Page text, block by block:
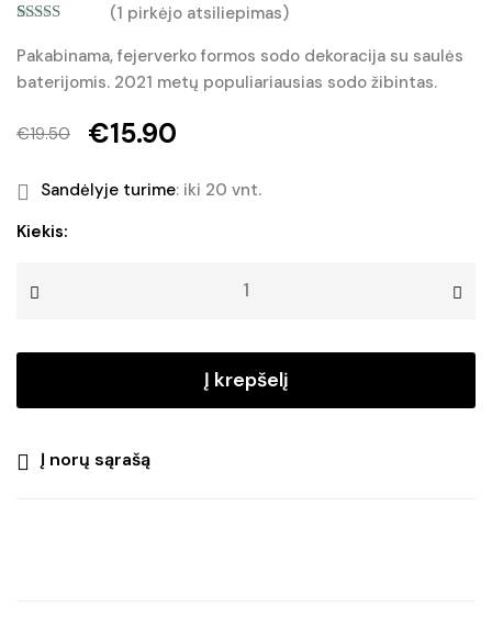
5.00iš 5
įvertinimų:)
(1 pirkėjo atsiliepimas)
Pakabinama, fejerverko formos sodo dekoracija su saulės
baterijomis. 2021 metų populiariausias sodo žibintas.
€19.50
Original
price
was:
€19.50.
€15.90
Current
price
is:
€15.90.
Sandėlyje turime: iki 20 vnt.
produkto
Sodo
AIR
Kiekis:
Į krepšelį
Į norų sąrašą